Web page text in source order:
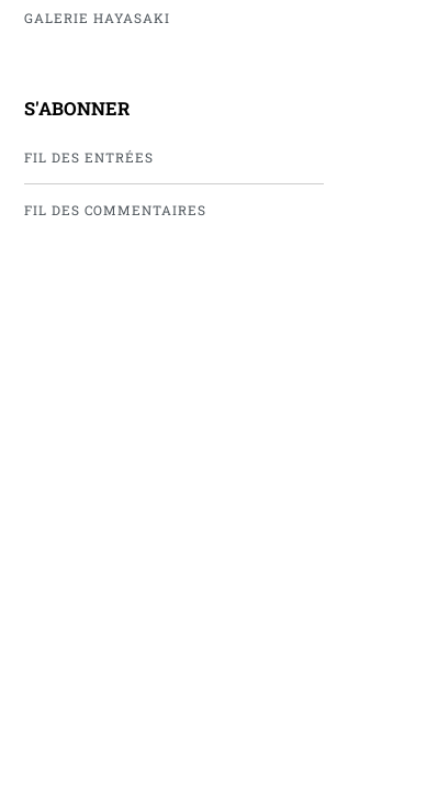
GALERIE HAYASAKI
S'ABONNER
FIL DES ENTRÉES
FIL DES COMMENTAIRES